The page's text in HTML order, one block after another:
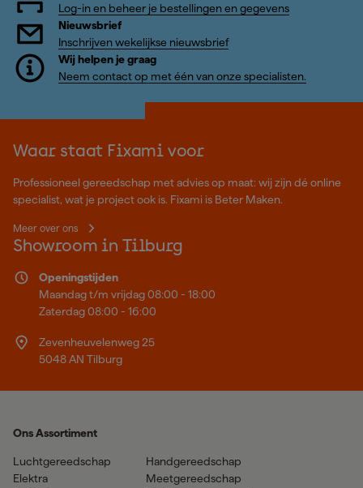
Log-in en beheer je bestellingen en gegevens
Nieuwsbrief
Inschrijven wekelijkse nieuwsbrief
Wij helpen je graag
Neem contact op met één van onze specialisten.
Waar staat Fixami voor
Professioneel gereedschap met advies op maat: wij zijn dé online
specialist, wat je project ook is. Fixami is Beter Maken.
Meer over ons
Showroom in Tilburg
Openingstijden
Maandag t/m vrijdag 08:00 - 18:00
Zaterdag 08:00 - 16:00
Zevenheuvelenweg 25
5048 AN Tilburg
Ons Assortiment
Luchtgereedschap
Elektra
Handgereedschap
Meetgereedschap